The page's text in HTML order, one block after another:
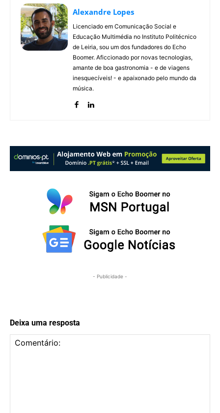
Alexandre Lopes
Licenciado em Comunicação Social e
Educação Multimédia no Instituto Politécnico
de Leiria, sou um dos fundadores do Echo
Boomer. Aficcionado por novas tecnologias,
amante de boa gastronomia - e de viagens
inesquecíveis! - e apaixonado pelo mundo da
música.
- Publicidade -
Deixa uma resposta